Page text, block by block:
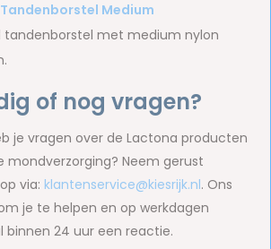
Medium
tandenborstel met medium nylon
of nog vragen?
je vragen over de Lactona producten
mondverzorging? Neem gerust
via: klantenservice@kiesrijk.nl. Ons
je te helpen en op werkdagen
binnen 24 uur een reactie.